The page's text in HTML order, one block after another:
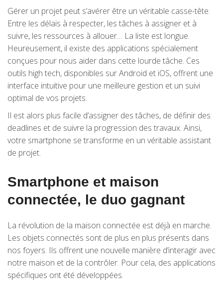
Gérer un projet peut s’avérer être un véritable casse-tête.
Entre les délais à respecter, les tâches à assigner et à
suivre, les ressources à allouer… La liste est longue.
Heureusement, il existe des applications spécialement
conçues pour nous aider dans cette lourde tâche. Ces
outils high tech, disponibles sur Android et iOS, offrent une
interface intuitive pour une meilleure gestion et un suivi
optimal de vos projets.
Il est alors plus facile d’assigner des tâches, de définir des
deadlines et de suivre la progression des travaux. Ainsi,
votre smartphone se transforme en un véritable assistant
de projet.
Smartphone et maison
connectée, le duo gagnant
La révolution de la maison connectée est déjà en marche.
Les objets connectés sont de plus en plus présents dans
nos foyers. Ils offrent une nouvelle manière d’interagir avec
notre maison et de la contrôler. Pour cela, des applications
spécifiques ont été développées.